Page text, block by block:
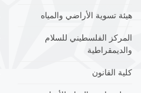
هيئة تسوية الأراضي والمياه
المركز الفلسطيني للسلام
والديمقراطية
كلية القانون